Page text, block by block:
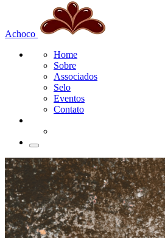
Achoco
Home
Sobre
Associados
Selo
Eventos
Contato